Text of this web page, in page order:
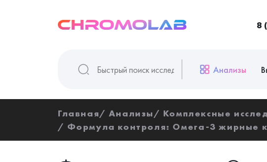
8
Анализы
Главная Анализы
Комплексные
Формула контроля: Омега-3 жирные